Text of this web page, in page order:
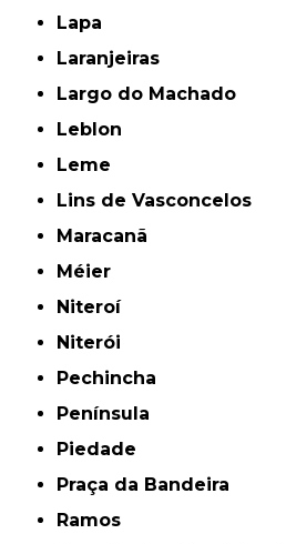
Lapa
Laranjeiras
Largo do Machado
Leblon
Leme
Lins de Vasconcelos
Maracanã
Méier
Niteroí
Niterói
Pechincha
Península
Piedade
Praça da Bandeira
Ramos